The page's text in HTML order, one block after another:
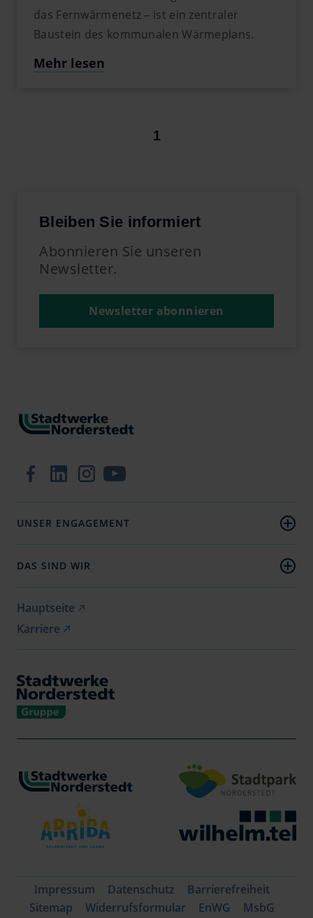
das Fernwärmenetz – ist ein zentraler
Baustein des kommunalen Wärmeplans.
Mehr lesen
1
Bleiben Sie informiert
Abonnieren Sie unseren
Newsletter.
Newsletter abonnieren
Zur Facebook-Seite
Zum LinkedIn-Profil
Zum Instagram-Profil
Zum YouTube-Kanal
UNSER ENGAGEMENT
DAS SIND WIR
Jobs & Karriere
Presse
Hauptseite
Karriere
Impressum Datenschutz
Barrierefreiheit
Sitemap
Widerrufsformular EnWG MsbG